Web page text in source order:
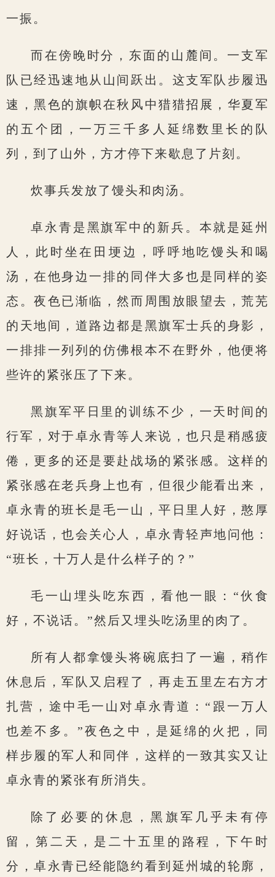
一振。
而在傍晚时分，东面的山麓间。一支军
队已经迅速地从山间跃出。这支军队步履迅
速，黑色的旗帜在秋风中猎猎招展，华夏军
的五个团，一万三千多人延绵数里长的队
列，到了山外，方才停下来歇息了片刻。
炊事兵发放了馒头和肉汤。
卓永青是黑旗军中的新兵。本就是延州
人，此时坐在田埂边，呼呼地吃馒头和喝
汤，在他身边一排的同伴大多也是同样的姿
态。夜色已渐临，然而周围放眼望去，荒芜
的天地间，道路边都是黑旗军士兵的身影，
一排排一列列的仿佛根本不在野外，他便将
些许的紧张压了下来。
黑旗军平日里的训练不少，一天时间的
行军，对于卓永青等人来说，也只是稍感疲
倦，更多的还是要赴战场的紧张感。这样的
紧张感在老兵身上也有，但很少能看出来，
卓永青的班长是毛一山，平日里人好，憨厚
好说话，也会关心人，卓永青轻声地问他：
“班长，十万人是什么样子的？”
毛一山埋头吃东西，看他一眼：“伙食
好，不说话。”然后又埋头吃汤里的肉了。
所有人都拿馒头将碗底扫了一遍，稍作
休息后，军队又启程了，再走五里左右方才
扎营，途中毛一山对卓永青道：“跟一万人
也差不多。”夜色之中，是延绵的火把，同
样步履的军人和同伴，这样的一致其实又让
卓永青的紧张有所消失。
除了必要的休息，黑旗军几乎未有停
留，第二天，是二十五里的路程，下午时
分，卓永青已经能隐约看到延州城的轮廓，